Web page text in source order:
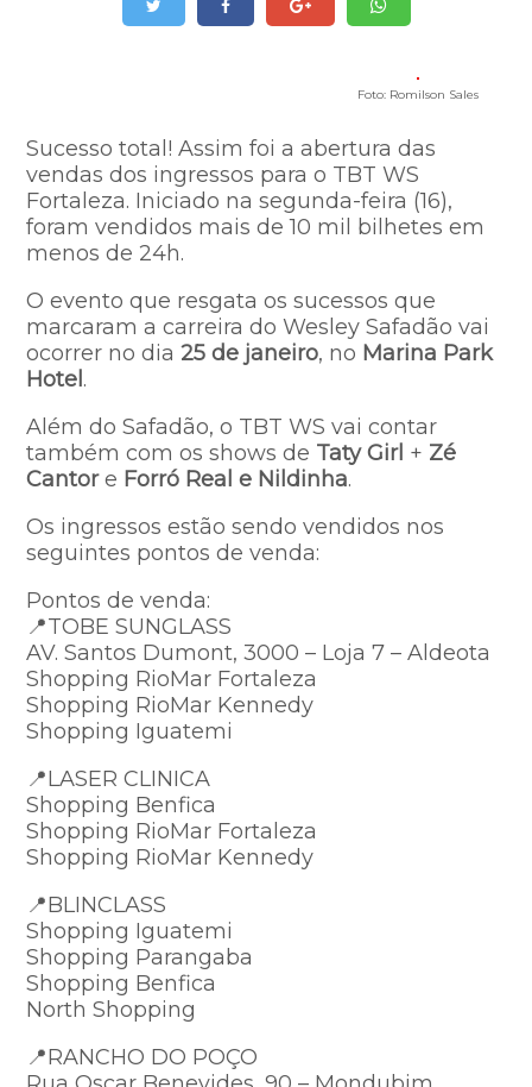
Foto: Romilson Sales
Sucesso total! Assim foi a abertura das
vendas dos ingressos para o TBT WS
Fortaleza. Iniciado na segunda-feira (16),
foram vendidos mais de 10 mil bilhetes em
menos de 24h.
O evento que resgata os sucessos que
marcaram a carreira do Wesley Safadão vai
ocorrer no dia25 de janeiro, no Marina Park
Hotel .
Além do Safadão, o TBT WS vai contar
também com os shows de Taty Girl + Zé
Cantore Forró Real e Nildinha.
Os ingressos estão sendo vendidos nos
seguintes pontos de venda:
Pontos de venda:
📍TOBE SUNGLASS
AV. Santos Dumont, 3000 – Loja 7 – Aldeota
Shopping RioMar Fortaleza
Shopping RioMar Kennedy
Shopping Iguatemi
📍LASER CLINICA
Shopping Benfica
Shopping RioMar Fortaleza
Shopping RioMar Kennedy
📍BLINCLASS
Shopping Iguatemi
Shopping Parangaba
Shopping Benfica
North Shopping
📍RANCHO DO POÇO